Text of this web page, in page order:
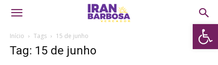
Abrir
Início Tags 15 de junho
Tag: 15 de junho